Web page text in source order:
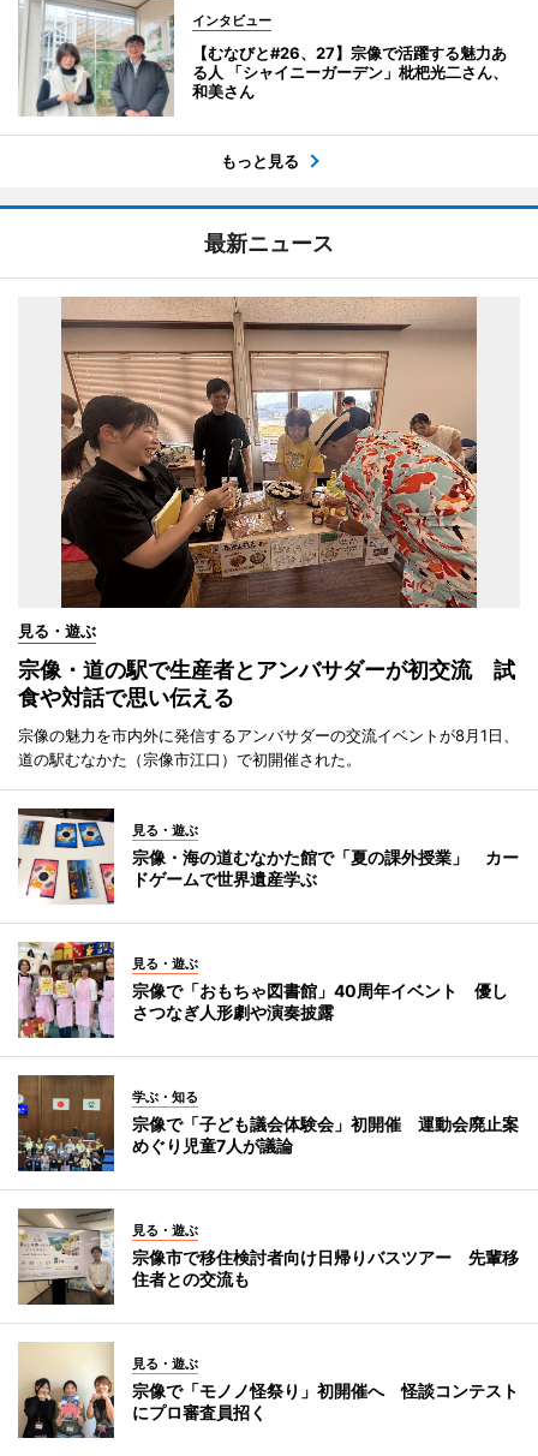
インタビュー
【むなびと#26、27】宗像で活躍する魅力あ
る人 「シャイニーガーデン」枇杷光二さん、
和美さん
もっと見る
最新ニュース
見る・遊ぶ
宗像・道の駅で生産者とアンバサダーが初交流 試
食や対話で思い伝える
宗像の魅力を市内外に発信するアンバサダーの交流イベントが8月1日、
道の駅むなかた（宗像市江口）で初開催された。
見る・遊ぶ
宗像・海の道むなかた館で「夏の課外授業」 カー
ドゲームで世界遺産学ぶ
見る・遊ぶ
宗像で「おもちゃ図書館」40周年イベント 優し
さつなぎ人形劇や演奏披露
学ぶ・知る
宗像で「子ども議会体験会」初開催 運動会廃止案
めぐり児童7人が議論
見る・遊ぶ
宗像市で移住検討者向け日帰りバスツアー 先輩移
住者との交流も
見る・遊ぶ
宗像で「モノノ怪祭り」初開催へ 怪談コンテスト
にプロ審査員招く